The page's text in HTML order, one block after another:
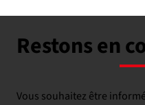
Restons en
Vous souhaitez être